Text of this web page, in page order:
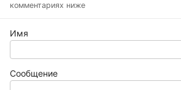
комментариях ниже
Имя
Сообщение